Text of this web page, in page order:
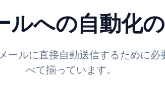
への自動化
ールに直接自動送信するために必
べて揃っています。